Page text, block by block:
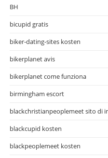
BH
bicupid gratis
biker-dating-sites kosten
bikerplanet avis
bikerplanet come funziona
birmingham escort
blackchristianpeoplemeet sito di
blackcupid kosten
blackpeoplemeet kosten